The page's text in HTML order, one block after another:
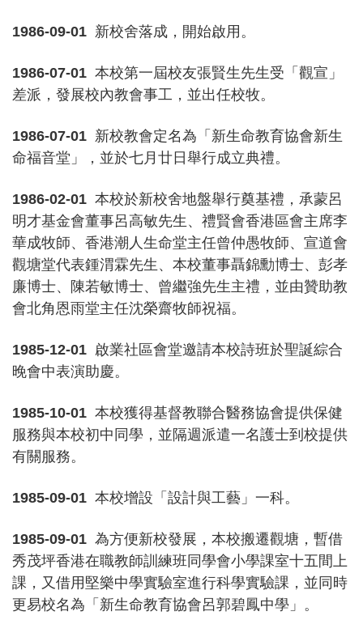
1986-09-01 新校舍落成，開始啟用。
1986-07-01 本校第一屆校友張賢生先生受「觀宣」
差派，發展校內教會事工，並出任校牧。
1986-07-01 新校教會定名為「新生命教育協會新生
命福音堂」，並於七月廿日舉行成立典禮。
1986-02-01 本校於新校舍地盤舉行奠基禮，承蒙呂
明才基金會董事呂高敏先生、禮賢會香港區會主席李
華成牧師、香港潮人生命堂主任曾仲愚牧師、宣道會
觀塘堂代表鍾渭霖先生、本校董事聶錦勳博士、彭孝
廉博士、陳若敏博士、曾繼強先生主禮，並由贊助教
會北角恩雨堂主任沈榮齋牧師祝福。
1985-12-01 啟業社區會堂邀請本校詩班於聖誕綜合
晚會中表演助慶。
1985-10-01 本校獲得基督教聯合醫務協會提供保健
服務與本校初中同學，並隔週派遣一名護士到校提供
有關服務。
1985-09-01 本校增設「設計與工藝」一科。
1985-09-01 為方便新校發展，本校搬遷觀塘，暫借
秀茂坪香港在職教師訓練班同學會小學課室十五間上
課，又借用堅樂中學實驗室進行科學實驗課，並同時
更易校名為「新生命教育協會呂郭碧鳳中學」。